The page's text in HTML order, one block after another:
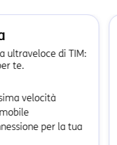
ultraveloce di TIM:
te.
velocità
per la tua